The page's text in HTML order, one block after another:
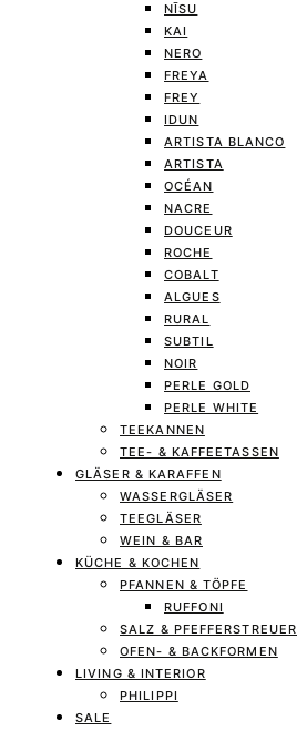
NĪSU
KAI
NERO
FREYA
FREY
IDUN
ARTISTA BLANCO
ARTISTA
OCÉAN
NACRE
DOUCEUR
ROCHE
COBALT
ALGUES
RURAL
SUBTIL
NOIR
PERLE GOLD
PERLE WHITE
TEEKANNEN
TEE- & KAFFEETASSEN
GLÄSER & KARAFFEN
WASSERGLÄSER
TEEGLÄSER
WEIN & BAR
KÜCHE & KOCHEN
PFANNEN & TÖPFE
RUFFONI
SALZ & PFEFFERSTREUER
OFEN- & BACKFORMEN
LIVING & INTERIOR
PHILIPPI
SALE